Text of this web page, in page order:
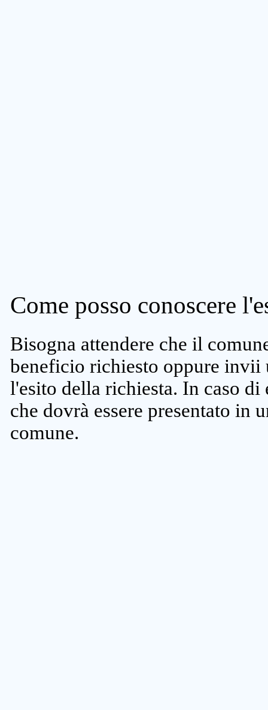
Come posso conoscere
Bisogna attendere che il
beneficio richiesto oppure invii
l'esito della richiesta. In caso
che dovrà essere presentato in
comune.